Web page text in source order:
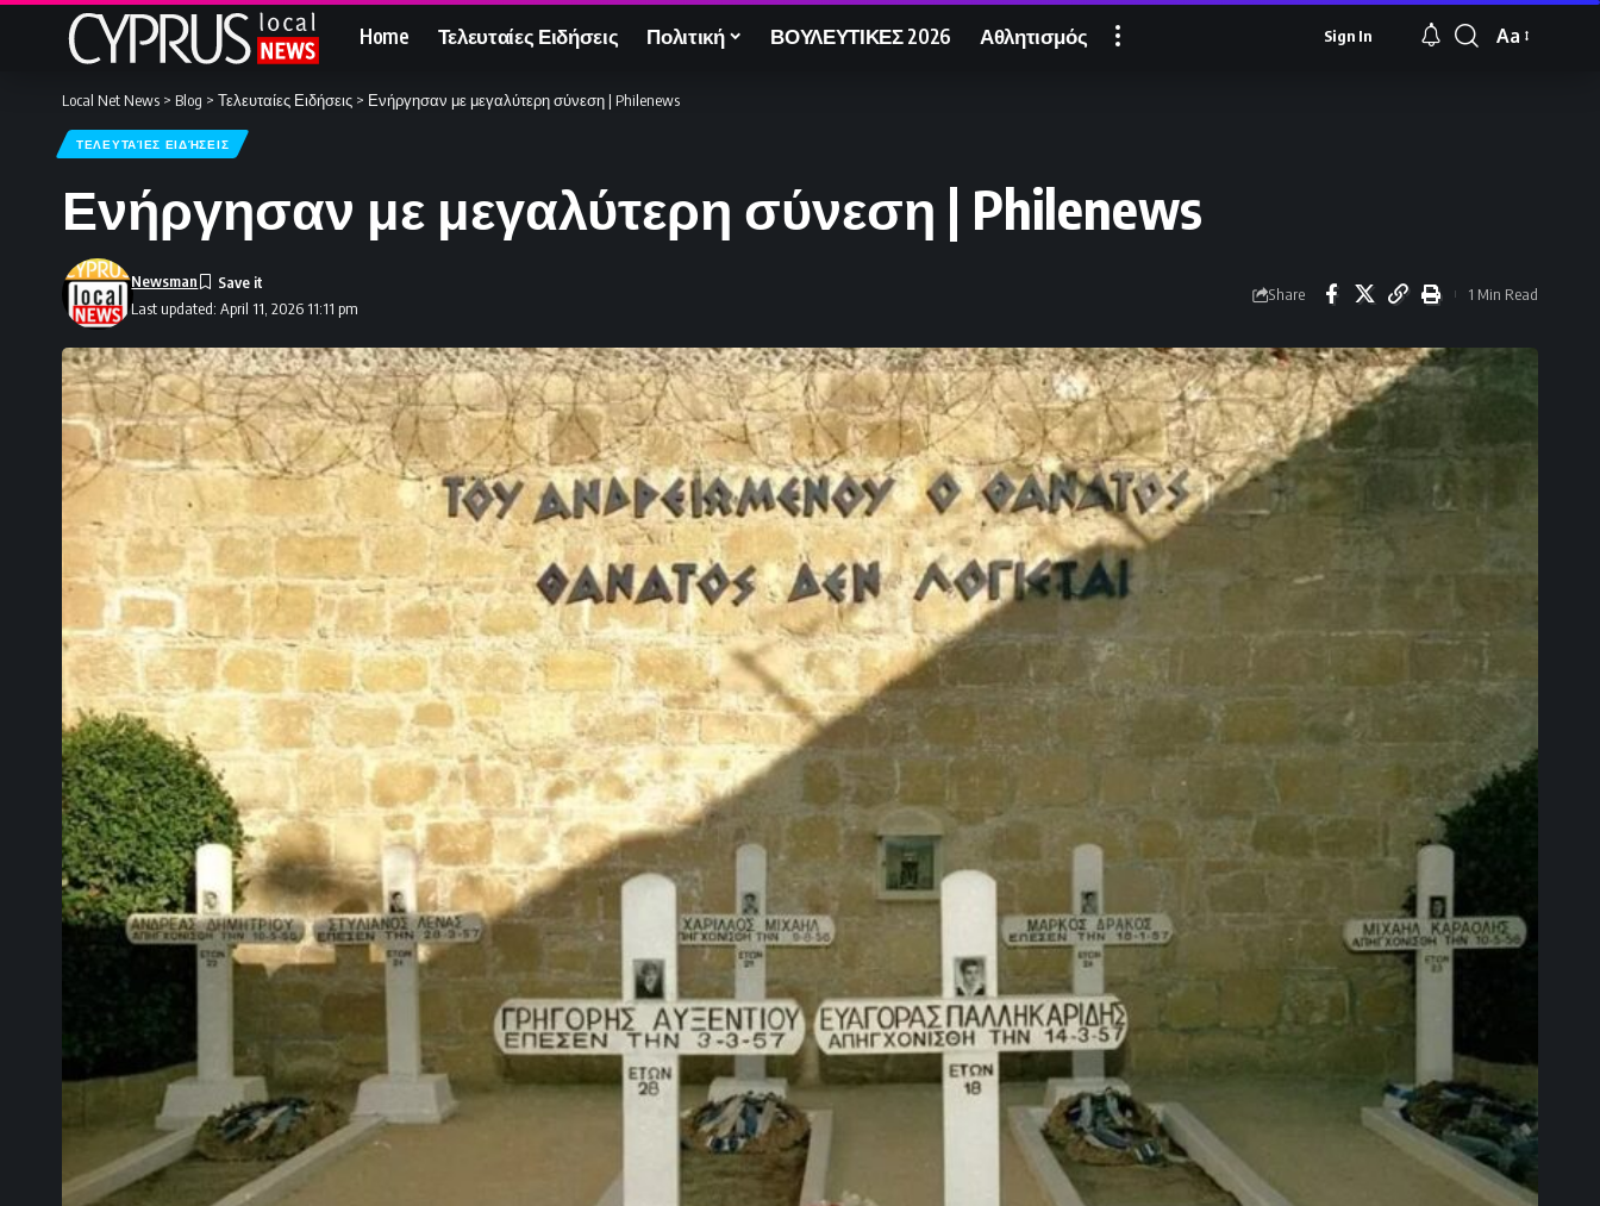
Home Τελευταίες Ειδήσεις Πολιτική ΒΟΥΛΕΥΤΙΚΕΣ 2026 Αθλητισμός Sign In
Font
Aa
Local Net News > Blog > Τελευταίες Ειδήσεις > Ενήργησαν με μεγαλύτερη σύνεση | Philenews
ΤΕΛΕΥΤΑΊΕΣ ΕΙΔΉΣΕΙΣ
Ενήργησαν με μεγαλύτερη σύνεση | Philenews
Last updated: April 11, 2026 11:11 pm
Newsman
Share 1 Min Read